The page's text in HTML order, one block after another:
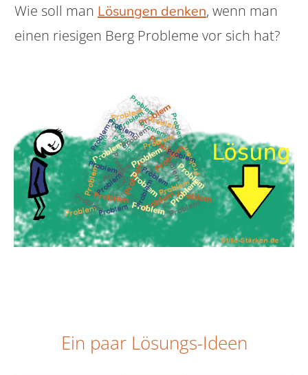
Wie soll man Lösungen denken, wenn man
einen riesigen Berg Probleme vor sich hat?
Ein paar Lösungs-Ideen